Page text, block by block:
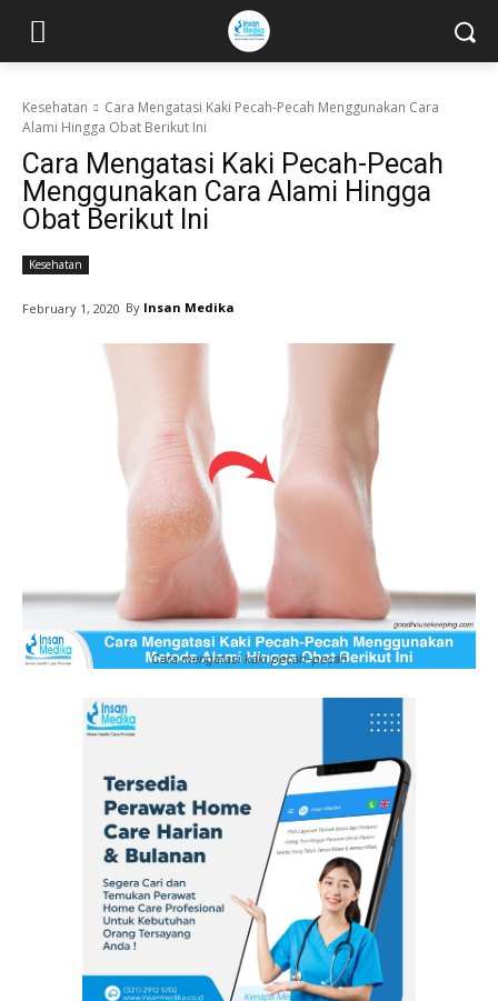
Kesehatan
Cara Mengatasi Kaki Pecah-Pecah Menggunakan Cara
Alami Hingga Obat Berikut Ini
Cara Mengatasi Kaki Pecah-Pecah
Menggunakan Cara Alami Hingga
Obat Berikut Ini
Kesehatan
February 1, 2020 By Insan Medika
Cara mengatasi kaki pecah-pecah